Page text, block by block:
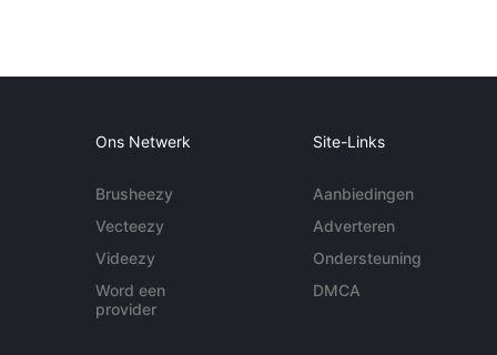
Ons Netwerk
Brusheezy
Vecteezy
Videezy
Word een
provider
Site-Links
Aanbiedingen
Adverteren
Ondersteuning
DMCA